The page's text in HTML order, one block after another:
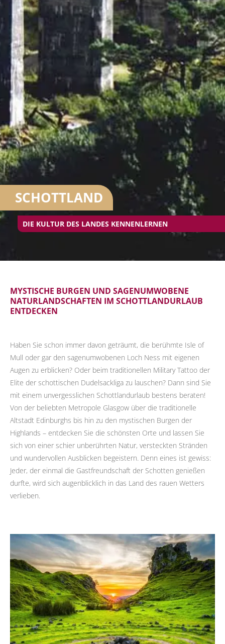
SCHOTTLAND
DIE KULTUR DES LANDES KENNENLERNEN
MYSTISCHE BURGEN UND SAGENUMWOBENE
NATURLANDSCHAFTEN IM SCHOTTLANDURLAUB
ENTDECKEN
Haben Sie schon immer davon geträumt, die berühmte Isle of
Mull oder gar den sagenumwobenen Loch Ness mit eigenen
Augen zu erblicken? Oder beim traditionellen Military Tattoo der
Elite der schottischen Dudelsackliga zu lauschen? Dann sind Sie
mit einem unvergesslichen Schottlandurlaub bestens beraten!
Von der beliebten Metropole Glasgow über die traditionelle
Altstadt Edinburghs bis hin zu den mystischen Burgen der
Highlands – entdecken Sie die schönsten Orte und lassen Sie
sich von einer schier unberührten Natur, versteckten Stränden
und wundervollen Ausblicken begeistern. Denn eines ist gewiss:
Jeder, der einmal die Gastfreundschaft der Schotten genießen
durfte, wird sich augenblicklich in das Land des rauen Wetters
verlieben.